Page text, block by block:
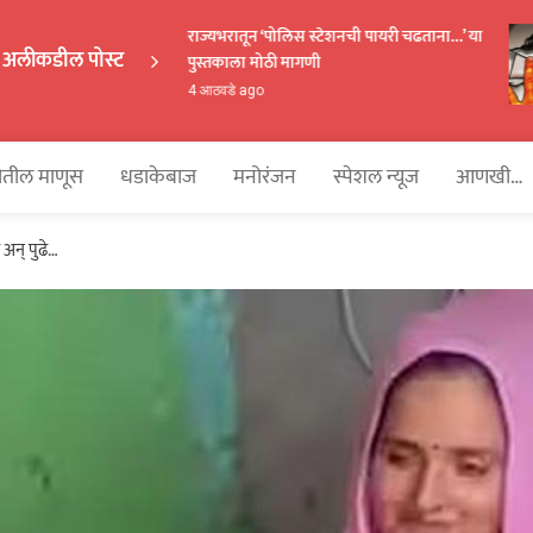
अलीकडील पोस्ट
राज्यभरातून ‘पोलिस स्टेशनची पायरी चढताना…’ या
पुस्तकाला मोठी मागणी
4 आठवडे ago
माणूस धडाकेबाज मनोरंजन स्पेशल न्यूज आणखी…
अन् पुढे…